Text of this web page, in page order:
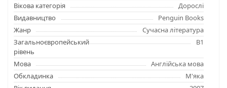
Вікова категорія
Дорослі
Видавництво
Penguin Books
Жанр
Сучасна література
Загальноєвропейський
рівень
B1
Мова
Англійська мова
Обкладинка
М'яка